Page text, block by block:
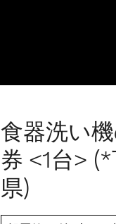
食器洗い
券 <1台>
県)